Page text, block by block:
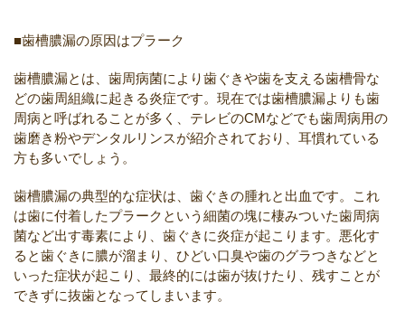
■歯槽膿漏の原因はプラーク
歯槽膿漏とは、歯周病菌により歯ぐきや歯を支える歯槽骨な
どの歯周組織に起きる炎症です。現在では歯槽膿漏よりも歯
周病と呼ばれることが多く、テレビのCMなどでも歯周病用の
歯磨き粉やデンタルリンスが紹介されており、耳慣れている
方も多いでしょう。
歯槽膿漏の典型的な症状は、歯ぐきの腫れと出血です。これ
は歯に付着したプラークという細菌の塊に棲みついた歯周病
菌など出す毒素により、歯ぐきに炎症が起こります。悪化す
ると歯ぐきに膿が溜まり、ひどい口臭や歯のグラつきなどと
いった症状が起こり、最終的には歯が抜けたり、残すことが
できずに抜歯となってしまいます。